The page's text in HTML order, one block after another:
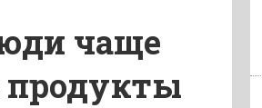
чаще
продукты